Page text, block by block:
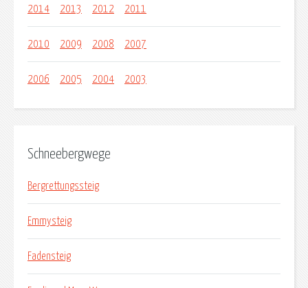
2014 2013 2012 2011
2010 2009 2008 2007
2006 2005 2004 2003
Schneebergwege
Bergrettungssteig
Emmysteig
Fadensteig